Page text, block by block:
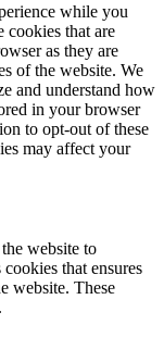
while you
cookies that are
as they are
of the website. We
and understand how
in your browser
to opt-out of these
may affect your
website to
that ensures
website. These